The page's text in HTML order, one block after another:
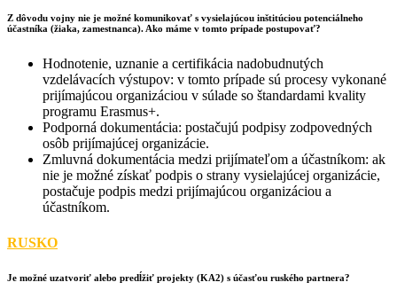
Z dôvodu vojny nie je možné komunikovať s vysielajúcou inštitúciou potenciálneho
účastníka (žiaka, zamestnanca). Ako máme v tomto prípade postupovať?
Hodnotenie, uznanie a certifikácia nadobudnutých
vzdelávacích výstupov: v tomto prípade sú procesy vykonané
prijímajúcou organizáciou v súlade so štandardami kvality
programu Erasmus+.
Podporná dokumentácia: postačujú podpisy zodpovedných
osôb prijímajúcej organizácie.
Zmluvná dokumentácia medzi prijímateľom a účastníkom: ak
nie je možné získať podpis o strany vysielajúcej organizácie,
postačuje podpis medzi prijímajúcou organizáciou a
účastníkom.
RUSKO
Je možné uzatvoriť alebo predĺžiť projekty (KA2) s účasťou ruského partnera?